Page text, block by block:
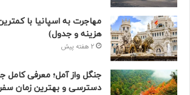
مهاجرت به اسپانیا با
هزینه و جدول)
2 هفته پیش
جنگل واز آمل؛ معرفی کامل
دسترسی و بهترین زمان